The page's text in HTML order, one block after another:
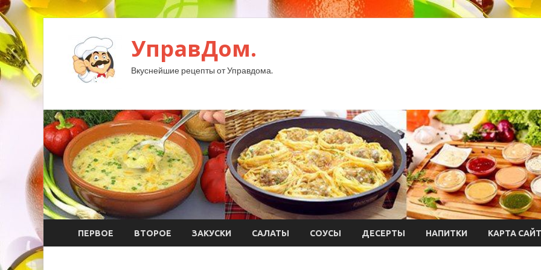
УправДом.
Вкуснейшие рецепты от Управдома.
ПЕРВОЕ ВТОРОЕ ЗАКУСКИ САЛАТЫ СОУСЫ ДЕСЕРТЫ НАПИТКИ КАРТА